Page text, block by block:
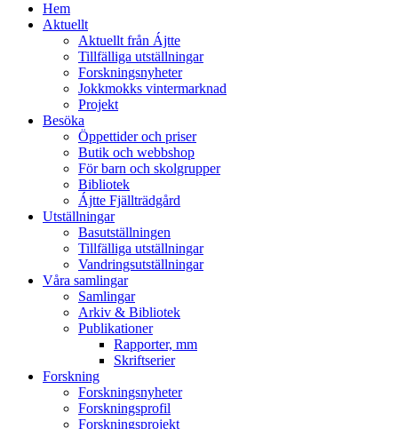
Hem
Aktuellt
Aktuellt från Ájtte
Tillfälliga utställningar
Forskningsnyheter
Jokkmokks vintermarknad
Projekt
Besöka
Öppettider och priser
Butik och webbshop
För barn och skolgrupper
Bibliotek
Ájtte Fjällträdgård
Utställningar
Basutställningen
Tillfälliga utställningar
Vandringsutställningar
Våra samlingar
Samlingar
Arkiv & Bibliotek
Publikationer
Rapporter, mm
Skriftserier
Forskning
Forskningsnyheter
Forskningsprofil
Forskningsprojekt